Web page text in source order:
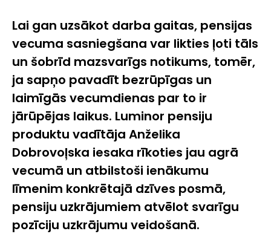
Lai gan uzsākot darba gaitas, pensijas
vecuma sasniegšana var likties ļoti tāls
un šobrīd mazsvarīgs notikums, tomēr,
ja sapņo pavadīt bezrūpīgas un
laimīgās vecumdienas par to ir
jārūpējas laikus. Luminor pensiju
produktu vadītāja Anželika
Dobrovoļska iesaka rīkoties jau agrā
vecumā un atbilstoši ienākumu
līmenim konkrētajā dzīves posmā,
pensiju uzkrājumiem atvēlot svarīgu
pozīciju uzkrājumu veidošanā.